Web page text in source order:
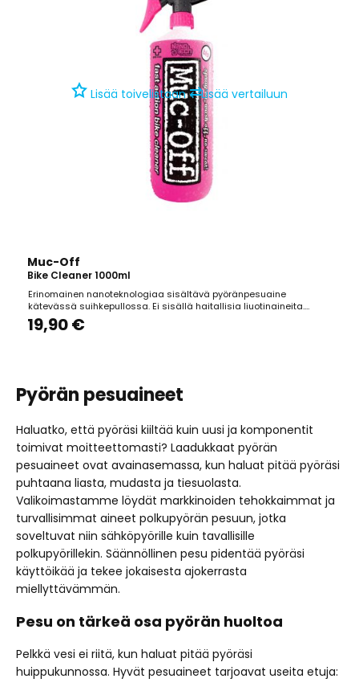
Lisää toivelistaan ⇄Lisää vertailuun
Muc-Off
Bike Cleaner 1000ml
Erinomainen nanoteknologiaa sisältävä pyöränpesuaine
kätevässä suihkepullossa. Ei sisällä haitallisia liuotinaineita.
Pullossa 1000ml pesuainetta.
19,90 €
Pyörän pesuaineet
Haluatko, että pyöräsi kiiltää kuin uusi ja komponentit
toimivat moitteettomasti? Laadukkaat pyörän
pesuaineet ovat avainasemassa, kun haluat pitää pyöräsi
puhtaana liasta, mudasta ja tiesuolasta.
Valikoimastamme löydät markkinoiden tehokkaimmat ja
turvallisimmat aineet polkupyörän pesuun, jotka
soveltuvat niin sähköpyörille kuin tavallisille
polkupyörillekin. Säännöllinen pesu pidentää pyöräsi
käyttöikää ja tekee jokaisesta ajokerrasta
miellyttävämmän.
Pesu on tärkeä osa pyörän huoltoa
Pelkkä vesi ei riitä, kun haluat pitää pyöräsi
huippukunnossa. Hyvät pesuaineet tarjoavat useita etuja: